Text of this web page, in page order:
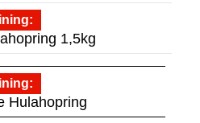
1,5kg
Hulahopring